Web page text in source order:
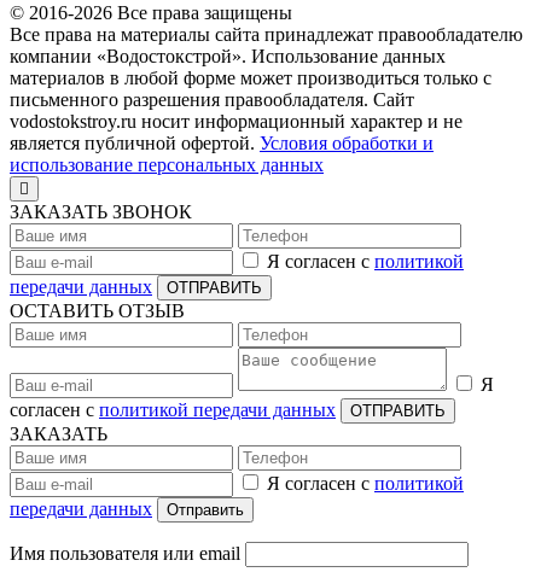
© 2016-2026 Все права защищены
Все права на материалы сайта принадлежат правообладателю
компании «Водостокстрой». Использование данных
материалов в любой форме может производиться только с
письменного разрешения правообладателя. Сайт
vodostokstroy.ru носит информационный характер и не
является публичной офертой. Условия обработки и
использование персональных данных
ЗАКАЗАТЬ ЗВОНОК
Я согласен с политикой
передачи данных
ОТПРАВИТЬ
ОСТАВИТЬ ОТЗЫВ
Я
согласен с политикой передачи данных ОТПРАВИТЬ
ЗАКАЗАТЬ
Я согласен с политикой
передачи данных
Отправить
Имя пользователя или email